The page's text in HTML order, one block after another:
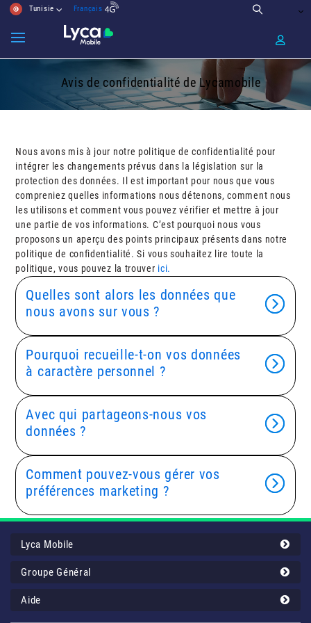
Tunisie Français
Avis de confidentialité de Lycamobile
Nous avons mis à jour notre politique de confidentialité pour
intégrer les changements prévus dans la législation sur la
protection des données. Il est important pour nous que vous
compreniez quelles informations nous détenons, comment nous
les utilisons et comment vous pouvez vérifier et mettre à jour
une partie de vos informations. C’est pourquoi nous vous
proposons un aperçu des points principaux présents dans notre
politique de confidentialité. Si vous souhaitez lire toute la
politique, vous pouvez la trouver ici.
Quelles sont alors les données que
nous avons sur vous ?
Pourquoi recueille-t-on vos données
à caractère personnel ?
Avec qui partageons-nous vos
données ?
Comment pouvez-vous gérer vos
préférences marketing ?
Lyca Mobile
Groupe Général
Aide